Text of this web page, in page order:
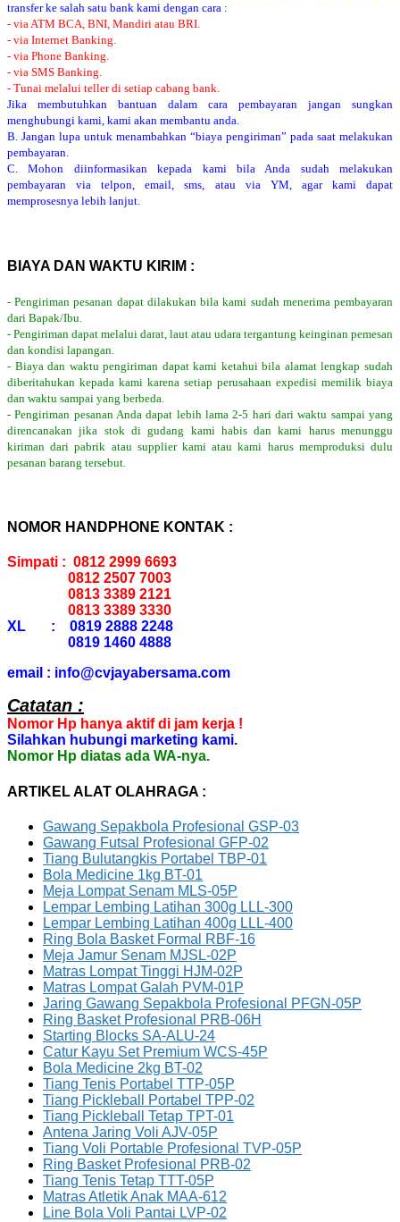
transfer ke salah satu bank kami dengan cara :
- via ATM BCA, BNI, Mandiri atau BRI.
- via Internet Banking.
- via Phone Banking.
- via SMS Banking.
- Tunai melalui teller di setiap cabang bank.
Jika membutuhkan bantuan dalam cara pembayaran jangan sungkan
menghubungi kami, kami akan membantu anda.
B. Jangan lupa untuk menambahkan “biaya pengiriman” pada saat melakukan
pembayaran.
C. Mohon diinformasikan kepada kami bila Anda sudah melakukan
pembayaran via telpon, email, sms, atau via YM, agar kami dapat
memprosesnya lebih lanjut.
BIAYA DAN WAKTU KIRIM :
- Pengiriman pesanan dapat dilakukan bila kami sudah menerima pembayaran
dari Bapak/Ibu.
- Pengiriman dapat melalui darat, laut atau udara tergantung keinginan pemesan
dan kondisi lapangan.
- Biaya dan waktu pengiriman dapat kami ketahui bila alamat lengkap sudah
diberitahukan kepada kami karena setiap perusahaan expedisi memilik biaya
dan waktu sampai yang berbeda.
- Pengiriman pesanan Anda dapat lebih lama 2-5 hari dari waktu sampai yang
direncanakan jika stok di gudang kami habis dan kami harus menunggu
kiriman dari pabrik atau supplier kami atau kami harus memproduksi dulu
pesanan barang tersebut.
NOMOR HANDPHONE KONTAK :
Simpati : 0812 2999 6693
0812 2507 7003
0813 3389 2121
0813 3389 3330
XL : 0819 2888 2248
0819 1460 4888
email : info@cvjayabersama.com
Catatan :
Nomor Hp hanya aktif di jam kerja !
Silahkan hubungi marketing kami.
Nomor Hp diatas ada WA-nya.
ARTIKEL ALAT OLAHRAGA :
Gawang Sepakbola Profesional GSP-03
Gawang Futsal Profesional GFP-02
Tiang Bulutangkis Portabel TBP-01
Bola Medicine 1kg BT-01
Meja Lompat Senam MLS-05P
Lempar Lembing Latihan 300g LLL-300
Lempar Lembing Latihan 400g LLL-400
Ring Bola Basket Formal RBF-16
Meja Jamur Senam MJSL-02P
Matras Lompat Tinggi HJM-02P
Matras Lompat Galah PVM-01P
Jaring Gawang Sepakbola Profesional PFGN-05P
Ring Basket Profesional PRB-06H
Starting Blocks SA-ALU-24
Catur Kayu Set Premium WCS-45P
Bola Medicine 2kg BT-02
Tiang Tenis Portabel TTP-05P
Tiang Pickleball Portabel TPP-02
Tiang Pickleball Tetap TPT-01
Antena Jaring Voli AJV-05P
Tiang Voli Portable Profesional TVP-05P
Ring Basket Profesional PRB-02
Tiang Tenis Tetap TTT-05P
Matras Atletik Anak MAA-612
Line Bola Voli Pantai LVP-02